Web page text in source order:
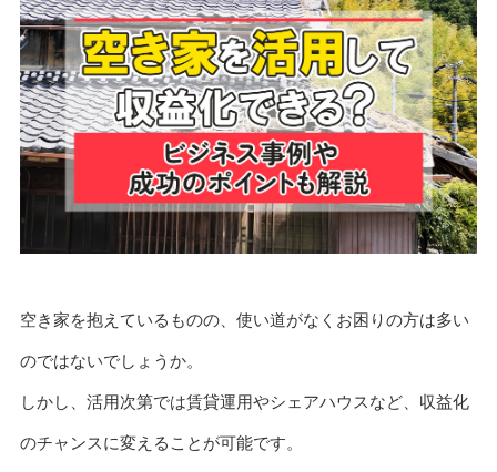
空き家を抱えているものの、使い道がなくお困りの方は多い
のではないでしょうか。
しかし、活用次第では賃貸運用やシェアハウスなど、収益化
のチャンスに変えることが可能です。